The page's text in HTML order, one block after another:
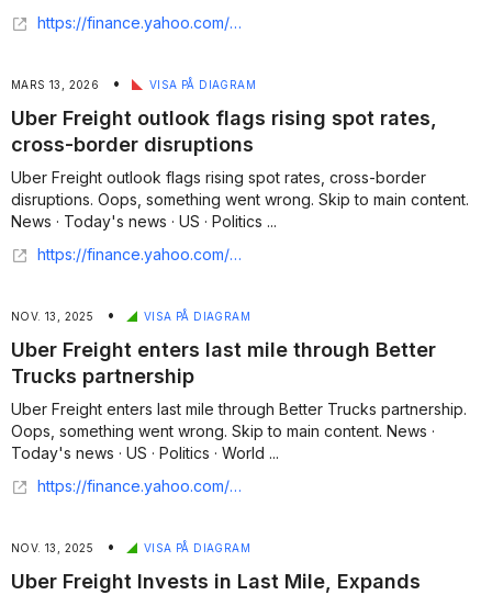
https://finance.yahoo.com/economy/policy/articles/phantom-capacity-tightens-us-mexico-110000150.html
MARS 13, 2026 • VISA PÅ DIAGRAM
Uber Freight outlook flags rising spot rates,
cross-border disruptions
Uber Freight outlook flags rising spot rates, cross-border
disruptions. Oops, something went wrong. Skip to main content.
News · Today's news · US · Politics ...
https://finance.yahoo.com/news/uber-freight-outlook-flags-rising-113000286.html
NOV. 13, 2025 • VISA PÅ DIAGRAM
Uber Freight enters last mile through Better
Trucks partnership
Uber Freight enters last mile through Better Trucks partnership.
Oops, something went wrong. Skip to main content. News ·
Today's news · US · Politics · World ...
https://finance.yahoo.com/news/uber-freight-enters-last-mile-152430158.html
NOV. 13, 2025 • VISA PÅ DIAGRAM
Uber Freight Invests in Last Mile, Expands